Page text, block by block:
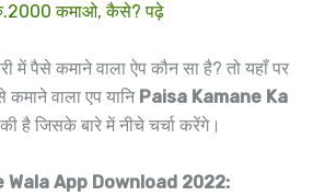
कमाओ, कैसे? पढ़े
में पैसे कमाने वाला ऐप कौन सा है? तो यहाँ पर
वाला एप यानि Paisa Kamane Ka
है जिसके बारे में नीचे चर्चा करेंगे।
Wala App Download 2022: